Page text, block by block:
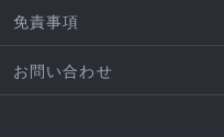
免責事項
お問い合わせ